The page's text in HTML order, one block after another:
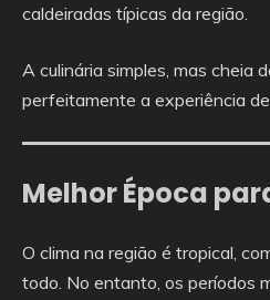
caldeiradas típicas da região.
A culinária simples, mas cheia
perfeitamente a experiência
Melhor Época
O clima na região é tropical,
todo. No entanto, os períodos